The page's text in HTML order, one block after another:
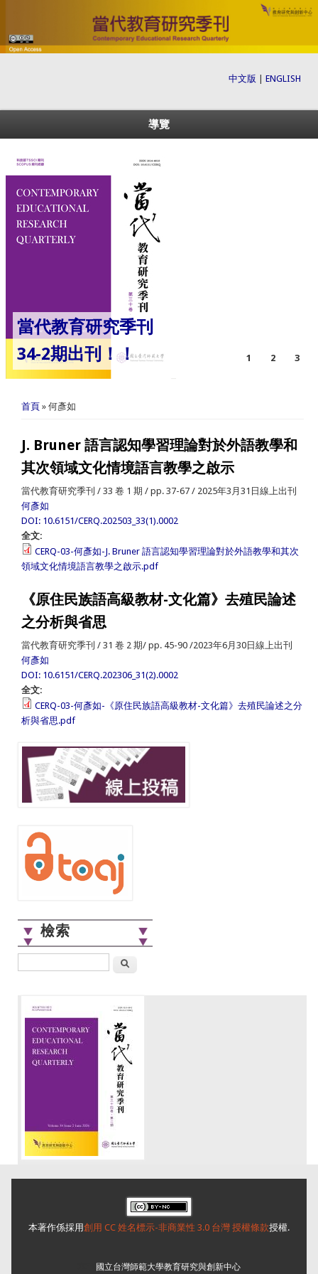
中文版 ENGLISH
導覽
當代教育研究季刊
34-2期出刊！！
1 2 3
您在這裡
首頁 » 何彥如
J. Bruner 語言認知學習理論對於外語教學和
其次領域文化情境語言教學之啟示
當代教育研究季刊 / 33 卷 1 期 / pp. 37-67 / 2025年3月31日線上出刊
何彥如
DOI: 10.6151/CERQ.202503_33(1).0002
全文:
CERQ-03-何彥如-J. Bruner 語言認知學習理論對於外語教學和其次
領域文化情境語言教學之啟示.pdf
《原住民族語高級教材-文化篇》去殖民論述
之分析與省思
當代教育研究季刊 / 31 卷 2 期/ pp. 45-90 /2023年6月30日線上出刊
何彥如
DOI: 10.6151/CERQ.202306_31(2).0002
全文:
CERQ-03-何彥如-《原住民族語高級教材-文化篇》去殖民論述之分
析與省思.pdf
檢索
搜尋
本著作係採用創用 CC 姓名標示-非商業性 3.0 台灣 授權條款授權.
國立台灣師範大學教育研究與創新中心